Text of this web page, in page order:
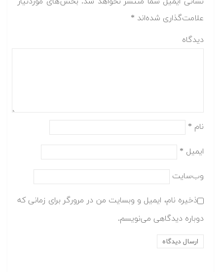
علامت‌گذاری شده‌اند *
دیدگاه
نام *
ایمیل *
وب‌سایت
ذخیره نام، ایمیل و وبسایت من در مرورگر برای زمانی که
دوباره دیدگاهی می‌نویسم.